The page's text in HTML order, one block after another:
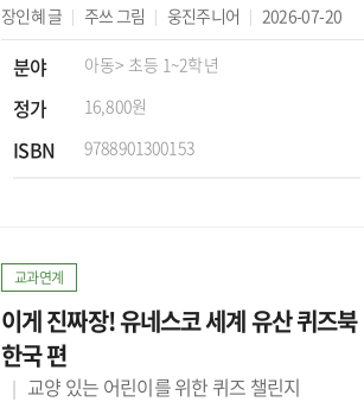
장인혜글 주쓰그림 웅진주니어 2026-07-20
분야 아동> 초등 1~2학년
정가 16,800원
ISBN 9788901300153
교과연계
이게 진짜장! 유네스코 세계 유산 퀴즈북
한국 편
교양 있는 어린이를 위한 퀴즈 챌린지